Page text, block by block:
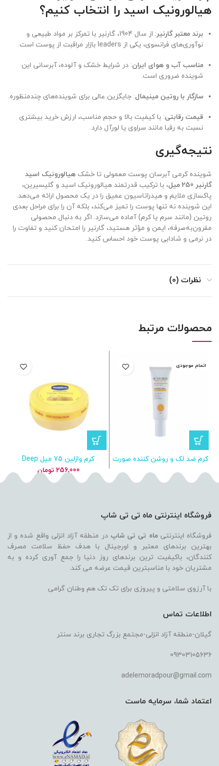
هیالورونیک اسید را انتخاب کنیم؟
برند معتبر گارنیر
: از سال 1904، گارنیر با تمرکز بر مواد طبیعی و
نوآوری‌های فرانسوی، یکی از leaders بازار مراقبت از پوست است.
مناسب آب و هوای ایران: در شرایط خشک و آلوده، آبرسانی این
شوینده ضروری است.
سازگار با روتین مینیمال: جایگزین عالی برای شوینده‌های چندمنظوره.
قیمت رقابتی: با کیفیت بالا و حجم مناسب، ارزش خرید بیشتری
نسبت به رقبا مانند سراوی یا لورآل دارد.
نتیجه‌گیری
شوینده کرمی آبرسان پوست معمولی تا خشک هیالورونیک اسید
گارنیر 250 میل
، با ترکیب قدرتمند هیالورونیک اسید و گلیسیرین،
پاکسازی ملایم و هیدراتاسیون عمیق را در یک محصول ارائه می‌دهد.
این شوینده نه تنها پوست را تمیز می‌کند، بلکه آن را برای مراحل بعدی
روتین (مانند سرم یا کرم) آماده می‌سازد. اگر به دنبال محصولی
مقرون‌به‌صرفه، ایمن و مؤثر هستید، گارنیر را امتحان کنید و تفاوت را
در نرمی و شادابی پوست خود احساس کنید.
نظرات (0)
محصولات مرتبط
اتمام موجودی
کرم ضد لک و روشن کننده صورت
کرم وازلین 75 میل Deep
Restore Body Cream
256,000 تومان
فروشگاه اینترنتی ماه تی تی شاپ
فروشگاه اینترنتیماه تی تی شاپ در منطقه آزاد انزلی واقع شده و از
بهترین برندهای معتبر و اورجینال با هدف حفظ سلامت مصرف
کنندگان، باکیفیت ترین برندهای روز دنیا را جمع آوری کرده و به
مشتریان خود با مناسبترین قیمت عرضه می کند.
با آرزوی سلامتی و پیروزی برای تک تک هم وطنان گرامی
اطلاعات تماس
گیلان-منطقه آزاد انزلی-مجتمع بزرگ تجاری برند سنتر
09303105636
adelemoradpour@gmail.com
اعتماد شما، سرمایه ماست